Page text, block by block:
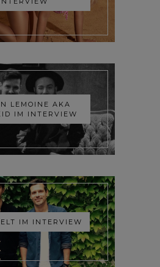
LEMOINE AKA
IM INTERVIEW
IM INTERVIEW